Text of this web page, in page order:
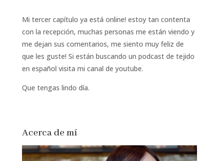
Mi tercer capítulo ya está online! estoy tan contenta
con la recepción, muchas personas me están viendo y
me dejan sus comentarios, me siento muy feliz de
que les guste! Si están buscando un podcast de tejido
en español visita mi canal de youtube.
Que tengas lindo día.
Acerca de mí